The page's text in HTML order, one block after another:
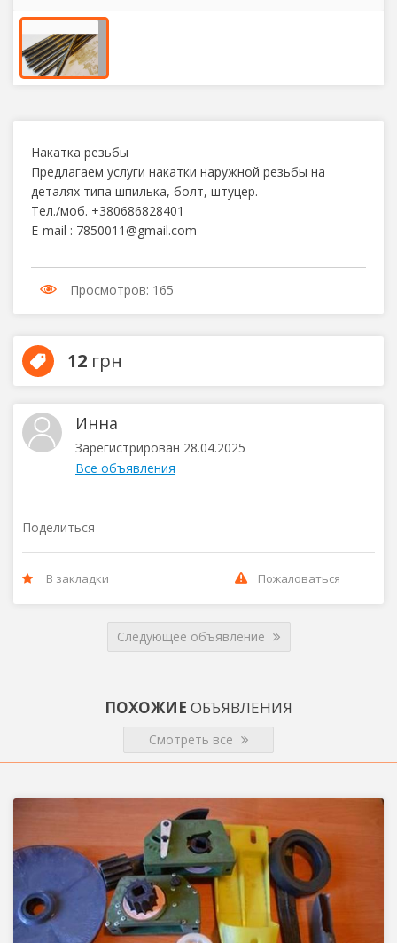
Накатка резьбы
Предлагаем услуги накатки наружной резьбы на
деталях типа шпилька, болт, штуцер.
Тел./моб. +380686828401
E-mail : 7850011@gmail.com
Просмотров: 165
12 грн
Инна
Зарегистрирован 28.04.2025
Все объявления
Поделиться
В закладки Пожаловаться
Следующее объявление
ПОХОЖИЕ ОБЪЯВЛЕНИЯ
Смотреть все